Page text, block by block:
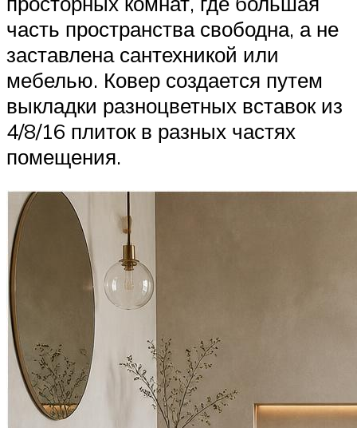
часть пространства свободна, а не
заставлена сантехникой или
мебелью. Ковер создается путем
выкладки разноцветных вставок из
4/8/16 плиток в разных частях
помещения.